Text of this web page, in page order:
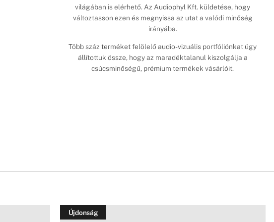
világában is elérhető. Az Audiophyl Kft. küldetése, hogy
változtasson ezen és megnyissa az utat a valódi minőség
irányába.
Több száz terméket felölelő audio-vizuális portfóliónkat úgy
állítottuk össze, hogy az maradéktalanul kiszolgálja a
csúcsminőségű, prémium termékek vásárlóit.
Újdonság